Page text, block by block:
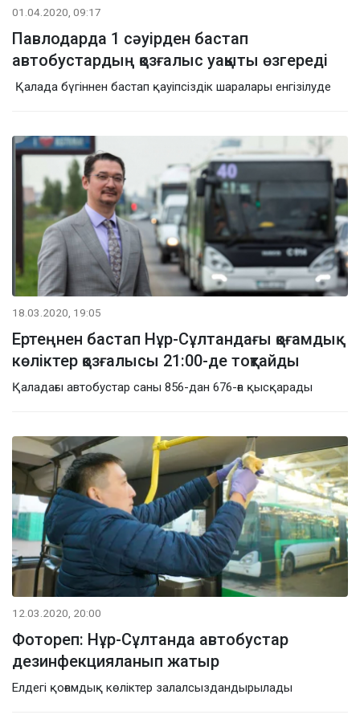
01.04.2020, 09:17
Павлодарда 1 сәуірден бастап
автобустардың қозғалыс уақыты өзгереді
Қалада бүгіннен бастап қауіпсіздік шаралары енгізілуде
18.03.2020, 19:05
Ертеңнен бастап Нұр-Сұлтандағы қоғамдық
көліктер қозғалысы 21:00-де тоқтайды
Қаладағы автобустар саны 856-дан 676-ға қысқарады
12.03.2020, 20:00
Фотореп: Нұр-Сұлтанда автобустар
дезинфекцияланып жатыр
Елдегі қоғамдық көліктер залалсыздандырылады